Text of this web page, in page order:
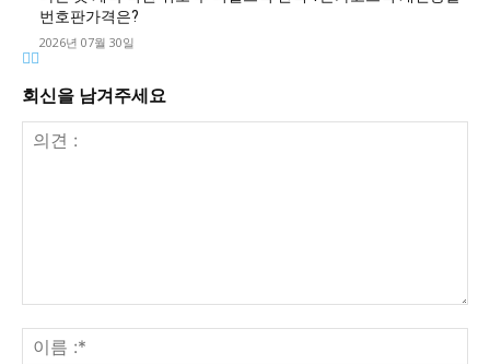
번호판가격은?
2026년 07월 30일
회신을 남겨주세요
견